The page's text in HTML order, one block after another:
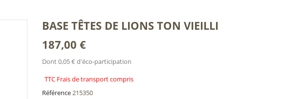
BASE TÊTES DE LIONS TON VIEILLI
187,00 €
Dont 0,05 € d'éco-participation
TTC Frais de transport compris
Référence215350